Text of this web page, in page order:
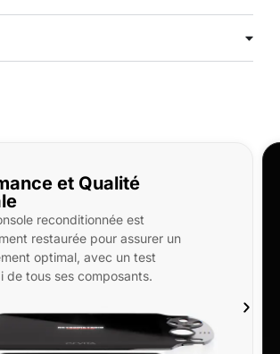
Qu'est-ce qui est
neuf, SD 32/256/512Go, étui
En option : pochette
d’écran avant et arrière, coque
keytag.